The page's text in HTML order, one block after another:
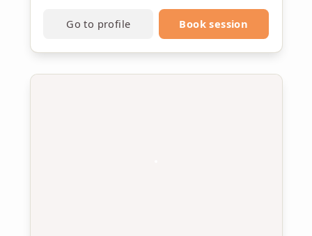
Go to profile Book session